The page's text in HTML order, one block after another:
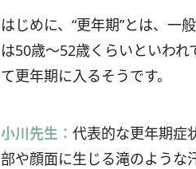
はじめに、“更年期”とは、一
は50歳～52歳くらいといわ
て更年期に入るそうです。
小川先生： 代表的な更年期症
部や顔面に生じる滝のような